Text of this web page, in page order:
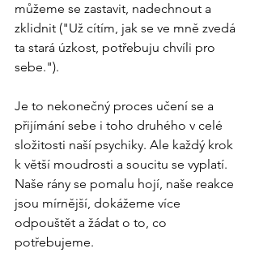
můžeme se zastavit, nadechnout a
zklidnit ("Už cítím, jak se ve mně zvedá
ta stará úzkost, potřebuju chvíli pro
sebe.").
Je to nekonečný proces učení se a
přijímání sebe i toho druhého v celé
složitosti naší psychiky. Ale každý krok
k větší moudrosti a soucitu se vyplatí.
Naše rány se pomalu hojí, naše reakce
jsou mírnější, dokážeme více
odpouštět a žádat o to, co
potřebujeme.